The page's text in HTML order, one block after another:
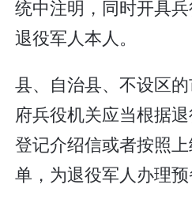
统中注明，同时开具
退役军人本人。
县、自治县、不设区
府兵役机关应当根据
登记介绍信或者按照
单，为退役军人办理预